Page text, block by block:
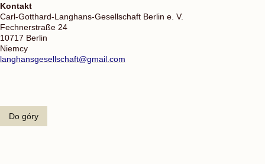
Kontakt
Carl-Gotthard-Langhans-Gesellschaft Berlin e. V.
Fechnerstraße 24
10717 Berlin
Niemcy
langhansgesellschaft@gmail.com
Do góry